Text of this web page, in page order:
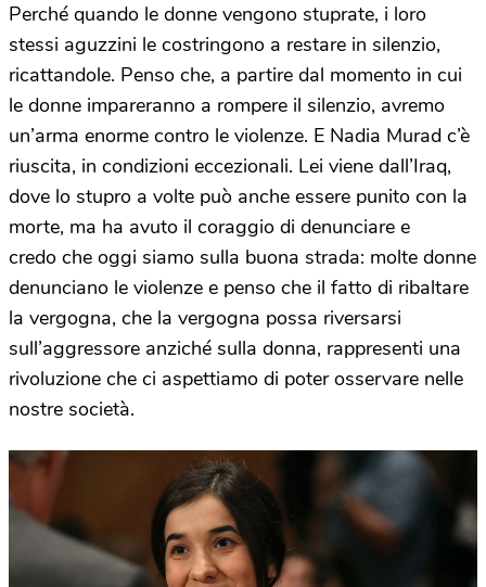
Perché quando le donne vengono stuprate, i loro
stessi aguzzini le costringono a restare in silenzio,
ricattandole. Penso che, a partire dal momento in cui
le donne impareranno a rompere il silenzio, avremo
un’arma enorme contro le violenze. E Nadia Murad c’è
riuscita, in condizioni eccezionali. Lei viene dall’Iraq,
dove lo stupro a volte può anche essere punito con la
morte, ma ha avuto il coraggio di denunciare e
credo che oggi siamo sulla buona strada: molte donne
denunciano le violenze e penso che il fatto di ribaltare
la vergogna, che la vergogna possa riversarsi
sull’aggressore anziché sulla donna, rappresenti una
rivoluzione che ci aspettiamo di poter osservare nelle
nostre società.